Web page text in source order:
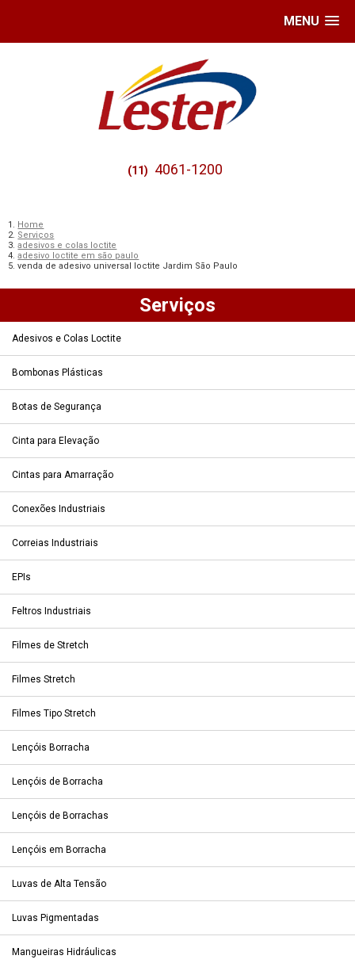
MENU
(11) 4061-1200
Home
Serviços
adesivos e colas loctite
adesivo loctite em são paulo
venda de adesivo universal loctite Jardim São Paulo
Serviços
Adesivos e Colas Loctite
Bombonas Plásticas
Botas de Segurança
Cinta para Elevação
Cintas para Amarração
Conexões Industriais
Correias Industriais
EPIs
Feltros Industriais
Filmes de Stretch
Filmes Stretch
Filmes Tipo Stretch
Lençóis Borracha
Lençóis de Borracha
Lençóis de Borrachas
Lençóis em Borracha
Luvas de Alta Tensão
Luvas Pigmentadas
Mangueiras Hidráulicas